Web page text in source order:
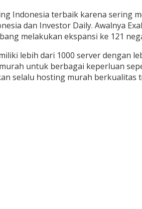
Indonesia terbaik karena sering
dan Investor Daily. Awalnya
melakukan ekspansi ke 121
lebih dari 1000 server dengan
untuk berbagai keperluan
selalu hosting murah